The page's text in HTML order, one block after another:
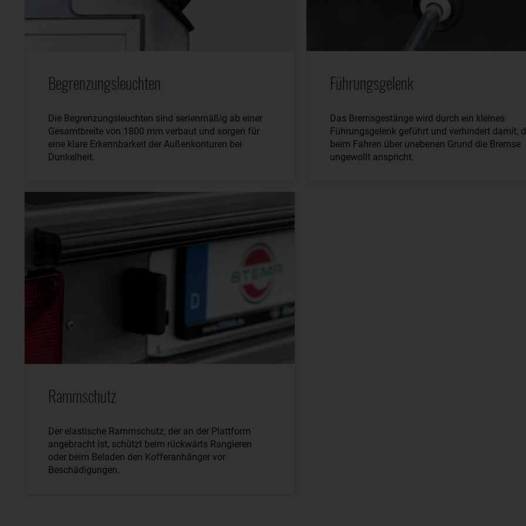
Begrenzungsleuchten
Die Begrenzungsleuchten sind serienmäßig ab einer
Gesamtbreite von 1800 mm verbaut und sorgen für
eine klare Erkennbarkeit der Außenkonturen bei
Dunkelheit.
Führungsgelenk
Das Bremsgestänge wird durch ein kleines
Führungsgelenk geführt und verhindert damit,
beim Fahren über unebenen Grund die Bremse
ungewollt anspricht.
Rammschutz
Der elastische Rammschutz, der an der Plattform
angebracht ist, schützt beim rückwärts Rangieren
oder beim Beladen den Kofferanhänger vor
Beschädigungen.